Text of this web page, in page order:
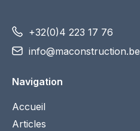
+32(0)4 223 17 76
info@maconstruction.be
Navigation
Accueil
Articles